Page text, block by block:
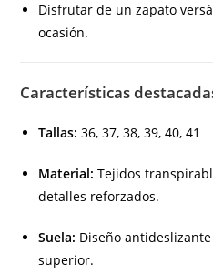
Disfrutar de un zapato
ocasión.
Características
Tallas: 36, 37, 38, 39, 40, 41
Material: Tejidos
detalles reforzados.
Suela: Diseño
superior.